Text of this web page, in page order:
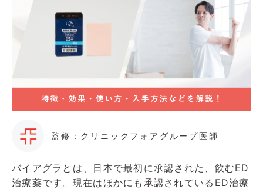
監修：クリニックフォアグループ医師
バイアグラとは、日本で最初に承認された、飲むED
治療薬です。現在はほかにも承認されているED治療